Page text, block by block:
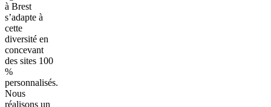
à Brest
s’adapte à
cette
diversité en
concevant
des sites 100
%
personnalisés.
Nous
réalisons un